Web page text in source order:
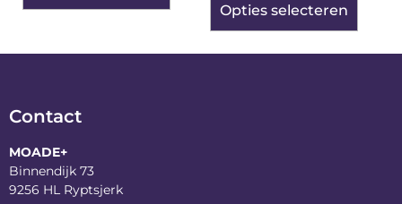
Opties selecteren
Contact
MOADE+
Binnendijk 73
9256 HL Ryptsjerk